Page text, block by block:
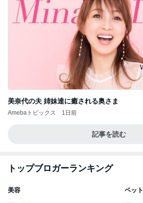
美奈代の夫 姉妹達に癒される奥さま
Amebaトピックス 1日前
記事を読む
トップブロガーランキング
美容 ペット